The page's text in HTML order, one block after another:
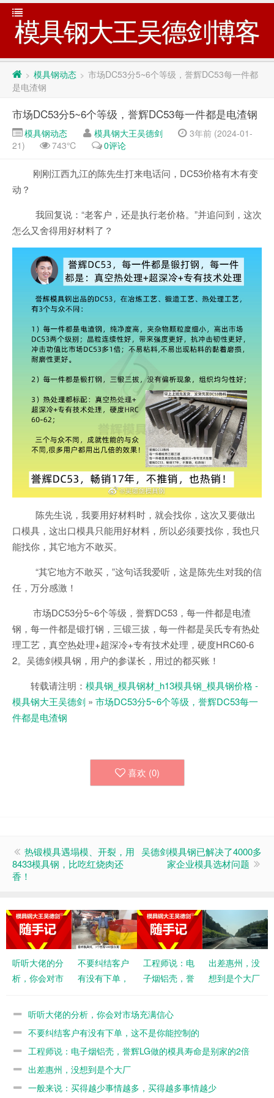
模具钢大王吴德剑博客
> 模具钢动态 > 市场DC53分5~6个等级，誉辉DC53每一件都
是电渣钢
市场DC53分5~6个等级，誉辉DC53每一件都是电渣钢
模具钢动态 模具钢大王吴德剑
3年前 (2024-01-
21)
743℃ 0评论
刚刚江西九江的陈先生打来电话问，DC53价格有木有变
动？
我回复说：“老客户，还是执行老价格。”并追问到，这次
怎么又舍得用好材料了？
陈先生说，我要用好材料时，就会找你，这次又要做出
口模具，这出口模具只能用好材料，所以必须要找你，我也只
能找你，其它地方不敢买。
“其它地方不敢买，”这句话我爱听，这是陈先生对我的信
任，万分感激！
市场DC53分5~6个等级，誉辉DC53，每一件都是电渣
钢，每一件都是锻打钢，三锻三拔，每一件都是吴氏专有热处
理工艺，真空热处理+超深冷+专有技术处理，硬度HRC60-6
2。吴德剑模具钢，用户的参谋长，用过的都买账！
转载请注明： 模具钢_模具钢材_h13模具钢_模具钢价格 -
模具钢大王吴德剑 » 市场DC53分5~6个等级，誉辉DC53每一
件都是电渣钢
喜欢 (0)
热锻模具遇塌模、开裂，用
8433模具钢，比吃红烧肉还
香！
吴德剑模具钢已解决了4000多
家企业模具选材问题
听听大佬的分
析，你会对市
不要纠结客户
有没有下单，
制的
工程师说：电
子烟铝壳，誉
具寿命是别家
出差惠州，没
想到是个大厂
听听大佬的分析，你会对市场充满信心
不要纠结客户有没有下单，这不是你能控制的
工程师说：电子烟铝壳，誉辉LG做的模具寿命是别家的2倍
出差惠州，没想到是个大厂
一般来说：买得越少事情越多，买得越多事情越少